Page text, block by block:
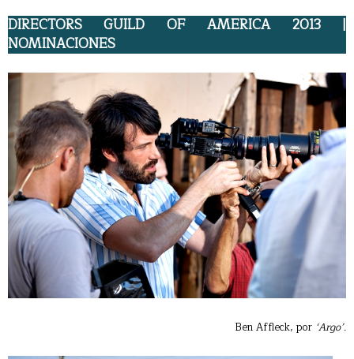
DIRECTORS GUILD OF AMERICA 2013 |
NOMINACIONES
Ben Affleck, por ‘Argo’.